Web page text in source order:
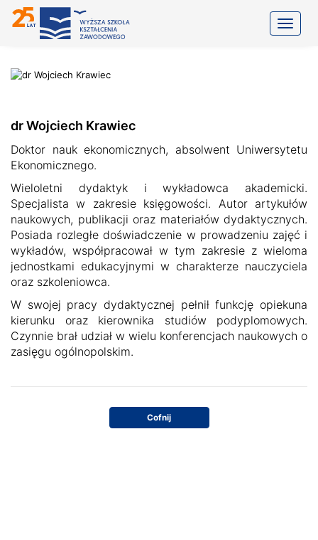
dr Wojciech Krawiec
Doktor nauk ekonomicznych, absolwent Uniwersytetu
Ekonomicznego.
Wieloletni dydaktyk i wykładowca akademicki.
Specjalista w zakresie księgowości. Autor artykułów
naukowych, publikacji oraz materiałów dydaktycznych.
Posiada rozległe doświadczenie w prowadzeniu zajęć i
wykładów, współpracował w tym zakresie z wieloma
jednostkami edukacyjnymi w charakterze nauczyciela
oraz szkoleniowca.
W swojej pracy dydaktycznej pełnił funkcję opiekuna
kierunku oraz kierownika studiów podyplomowych.
Czynnie brał udział w wielu konferencjach naukowych o
zasięgu ogólnopolskim.